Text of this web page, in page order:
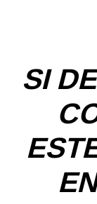
SI